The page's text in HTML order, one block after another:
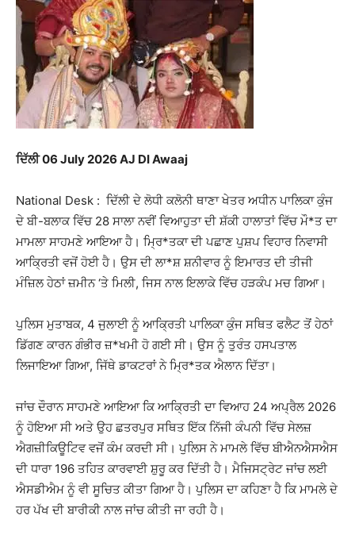
ਦਿੱਲੀ 06 July 2026 AJ DI Awaaj
National Desk : ਦਿੱਲੀ ਦੇ ਲੋਧੀ ਕਲੋਨੀ ਥਾਣਾ ਖੇਤਰ ਅਧੀਨ ਪਾਲਿਕਾ ਕੁੰਜ
ਦੇ ਬੀ-ਬਲਾਕ ਵਿੱਚ 28 ਸਾਲਾ ਨਵੀਂ ਵਿਆਹੁਤਾ ਦੀ ਸ਼ੱਕੀ ਹਾਲਾਤਾਂ ਵਿੱਚ ਮੌ*ਤ ਦਾ
ਮਾਮਲਾ ਸਾਹਮਣੇ ਆਇਆ ਹੈ। ਮ੍ਰਿ*ਤਕਾ ਦੀ ਪਛਾਣ ਪੁਸ਼ਪ ਵਿਹਾਰ ਨਿਵਾਸੀ
ਆਕ੍ਰਿਤੀ ਵਜੋਂ ਹੋਈ ਹੈ। ਉਸ ਦੀ ਲਾ*ਸ਼ ਸ਼ਨੀਵਾਰ ਨੂੰ ਇਮਾਰਤ ਦੀ ਤੀਜੀ
ਮੰਜ਼ਿਲ ਹੇਠਾਂ ਜ਼ਮੀਨ ‘ਤੇ ਮਿਲੀ, ਜਿਸ ਨਾਲ ਇਲਾਕੇ ਵਿੱਚ ਹੜਕੰਪ ਮਚ ਗਿਆ।
ਪੁਲਿਸ ਮੁਤਾਬਕ, 4 ਜੁਲਾਈ ਨੂੰ ਆਕ੍ਰਿਤੀ ਪਾਲਿਕਾ ਕੁੰਜ ਸਥਿਤ ਫਲੈਟ ਤੋਂ ਹੇਠਾਂ
ਡਿੱਗਣ ਕਾਰਨ ਗੰਭੀਰ ਜ਼*ਖਮੀ ਹੋ ਗਈ ਸੀ। ਉਸ ਨੂੰ ਤੁਰੰਤ ਹਸਪਤਾਲ
ਲਿਜਾਇਆ ਗਿਆ, ਜਿੱਥੇ ਡਾਕਟਰਾਂ ਨੇ ਮ੍ਰਿ*ਤਕ ਐਲਾਨ ਦਿੱਤਾ।
ਜਾਂਚ ਦੌਰਾਨ ਸਾਹਮਣੇ ਆਇਆ ਕਿ ਆਕ੍ਰਿਤੀ ਦਾ ਵਿਆਹ 24 ਅਪ੍ਰੈਲ 2026
ਨੂੰ ਹੋਇਆ ਸੀ ਅਤੇ ਉਹ ਛਤਰਪੁਰ ਸਥਿਤ ਇੱਕ ਨਿੱਜੀ ਕੰਪਨੀ ਵਿੱਚ ਸੇਲਜ਼
ਐਗਜ਼ੀਕਿਊਟਿਵ ਵਜੋਂ ਕੰਮ ਕਰਦੀ ਸੀ। ਪੁਲਿਸ ਨੇ ਮਾਮਲੇ ਵਿੱਚ ਬੀਐਨਐਸਐਸ
ਦੀ ਧਾਰਾ 196 ਤਹਿਤ ਕਾਰਵਾਈ ਸ਼ੁਰੂ ਕਰ ਦਿੱਤੀ ਹੈ। ਮੈਜਿਸਟ੍ਰੇਟ ਜਾਂਚ ਲਈ
ਐਸਡੀਐਮ ਨੂੰ ਵੀ ਸੂਚਿਤ ਕੀਤਾ ਗਿਆ ਹੈ। ਪੁਲਿਸ ਦਾ ਕਹਿਣਾ ਹੈ ਕਿ ਮਾਮਲੇ ਦੇ
ਹਰ ਪੱਖ ਦੀ ਬਾਰੀਕੀ ਨਾਲ ਜਾਂਚ ਕੀਤੀ ਜਾ ਰਹੀ ਹੈ।